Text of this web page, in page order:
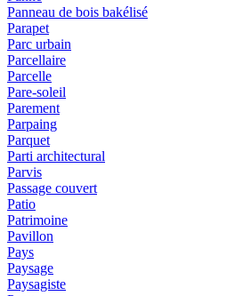
Panneau de bois bakélisé
Parapet
Parc urbain
Parcellaire
Parcelle
Pare-soleil
Parement
Parpaing
Parquet
Parti architectural
Parvis
Passage couvert
Patio
Patrimoine
Pavillon
Pays
Paysage
Paysagiste